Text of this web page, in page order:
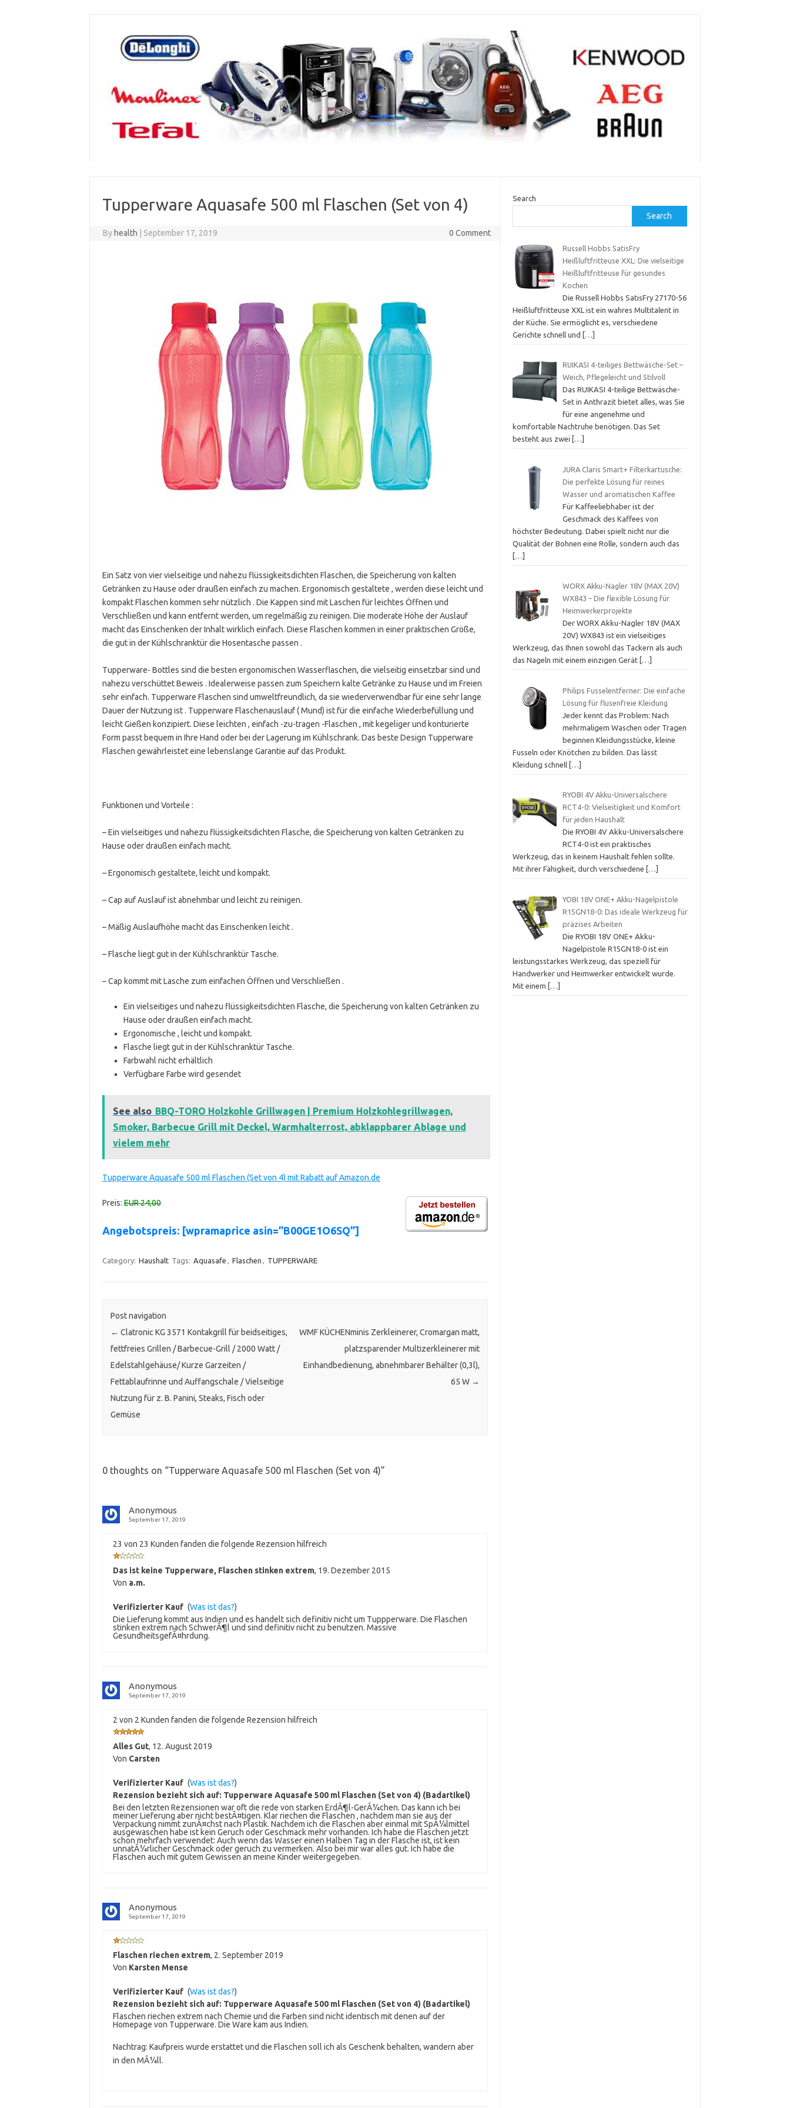
Tupperware Aquasafe 500 ml Flaschen (Set von 4)
By health September 17, 2019 0 Comment
Ein Satz von vier vielseitige und nahezu flüssigkeitsdichten Flaschen, die Speicherung von kalten
Getränken zu Hause oder draußen einfach zu machen. Ergonomisch gestaltete , werden diese leicht und
kompakt Flaschen kommen sehr nützlich . Die Kappen sind mit Laschen für leichtes Öffnen und
Verschließen und kann entfernt werden, um regelmäßig zu reinigen. Die moderate Höhe der Auslauf
macht das Einschenken der Inhalt wirklich einfach. Diese Flaschen kommen in einer praktischen Größe,
die gut in der Kühlschranktür die Hosentasche passen .
Tupperware- Bottles sind die besten ergonomischen Wasserflaschen, die vielseitig einsetzbar sind und
nahezu verschüttet Beweis . Idealerweise passen zum Speichern kalte Getränke zu Hause und im Freien
sehr einfach. Tupperware Flaschen sind umweltfreundlich, da sie wiederverwendbar für eine sehr lange
Dauer der Nutzung ist . Tupperware Flaschenauslauf ( Mund) ist für die einfache Wiederbefüllung und
leicht Gießen konzipiert. Diese leichten , einfach -zu-tragen -Flaschen , mit kegeliger und konturierte
Form passt bequem in Ihre Hand oder bei der Lagerung im Kühlschrank. Das beste Design Tupperware
Flaschen gewährleistet eine lebenslange Garantie auf das Produkt.
Funktionen und Vorteile :
– Ein vielseitiges und nahezu flüssigkeitsdichten Flasche, die Speicherung von kalten Getränken zu
Hause oder draußen einfach macht.
– Ergonomisch gestaltete, leicht und kompakt.
– Cap auf Auslauf ist abnehmbar und leicht zu reinigen.
– Mäßig Auslaufhöhe macht das Einschenken leicht .
– Flasche liegt gut in der Kühlschranktür Tasche.
– Cap kommt mit Lasche zum einfachen Öffnen und Verschließen .
Ein vielseitiges und nahezu flüssigkeitsdichten Flasche, die Speicherung von kalten Getränken zu
Hause oder draußen einfach macht.
Ergonomische , leicht und kompakt.
Flasche liegt gut in der Kühlschranktür Tasche.
Farbwahl nicht erhältlich
Verfügbare Farbe wird gesendet
See also BBQ-TORO Holzkohle Grillwagen | Premium Holzkohlegrillwagen,
Smoker, Barbecue Grill mit Deckel, Warmhalterrost, abklappbarer Ablage und
vielem mehr
Tupperware Aquasafe 500 ml Flaschen (Set von 4) mit Rabatt auf Amazon.de
Preis:EUR 24,00
Angebotspreis: [wpramaprice asin=”B00GE1O6SQ”]
Category: Haushalt Tags: Aquasafe , Flaschen , TUPPERWARE
Post navigation
← Clatronic KG 3571 Kontakgrill für beidseitiges,
fettfreies Grillen / Barbecue-Grill / 2000 Watt /
Edelstahlgehäuse/ Kurze Garzeiten /
Fettablaufrinne und Auffangschale / Vielseitige
Nutzung für z. B. Panini, Steaks, Fisch oder
Gemüse
WMF KÜCHENminis Zerkleinerer, Cromargan matt,
platzsparender Multizerkleinerer mit
Einhandbedienung, abnehmbarer Behälter (0,3l),
65 W →
0 thoughts on “Tupperware Aquasafe 500 ml Flaschen (Set von 4)”
Anonymous
September 17, 2019
23 von 23 Kunden fanden die folgende Rezension hilfreich
Das ist keine Tupperware, Flaschen stinken extrem, 19. Dezember 2015
Von a.m.
Verifizierter Kauf (Was ist das?)
Die Lieferung kommt aus Indien und es handelt sich definitiv nicht um Tuppperware. Die Flaschen
stinken extrem nach SchwerÃ¶l und sind definitiv nicht zu benutzen. Massive
GesundheitsgefÃ¤hrdung.
Anonymous
September 17, 2019
2 von 2 Kunden fanden die folgende Rezension hilfreich
Alles Gut, 12. August 2019
Von Carsten
Verifizierter Kauf (Was ist das?)
Rezension bezieht sich auf: Tupperware Aquasafe 500 ml Flaschen (Set von 4) (Badartikel)
Bei den letzten Rezensionen war oft die rede von starken ErdÃ¶l-GerÃ¼chen. Das kann ich bei
meiner Lieferung aber nicht bestÃ¤tigen. Klar riechen die Flaschen , nachdem man sie aus der
Verpackung nimmt zunÃ¤chst nach Plastik. Nachdem ich die Flaschen aber einmal mit SpÃ¼lmittel
ausgewaschen habe ist kein Geruch oder Geschmack mehr vorhanden. Ich habe die Flaschen jetzt
schon mehrfach verwendet: Auch wenn das Wasser einen Halben Tag in der Flasche ist, ist kein
unnatÃ¼rlicher Geschmack oder geruch zu vermerken. Also bei mir war alles gut. Ich habe die
Flaschen auch mit gutem Gewissen an meine Kinder weitergegeben.
Anonymous
September 17, 2019
Flaschen riechen extrem, 2. September 2019
Von Karsten Mense
Verifizierter Kauf (Was ist das?)
Rezension bezieht sich auf: Tupperware Aquasafe 500 ml Flaschen (Set von 4) (Badartikel)
Flaschen riechen extrem nach Chemie und die Farben sind nicht identisch mit denen auf der
Homepage von Tupperware. Die Ware kam aus Indien.
Nachtrag: Kaufpreis wurde erstattet und die Flaschen soll ich als Geschenk behalten, wandern aber
in den MÃ¼ll.
Search
Search
Russell Hobbs SatisFry
Heißluftfritteuse XXL: Die vielseitige
Heißluftfritteuse für gesundes
Kochen
Die Russell Hobbs SatisFry 27170-56
Heißluftfritteuse XXL ist ein wahres Multitalent in
der Küche. Sie ermöglicht es, verschiedene
Gerichte schnell und
[…]
RUIKASI 4-teiliges Bettwäsche-Set –
Weich, Pflegeleicht und Stilvoll
Das RUIKASI 4-teilige Bettwäsche-
Set in Anthrazit bietet alles, was Sie
für eine angenehme und
komfortable Nachtruhe benötigen. Das Set
besteht aus zwei
[…]
JURA Claris Smart+ Filterkartusche:
Die perfekte Lösung für reines
Wasser und aromatischen Kaffee
Für Kaffeeliebhaber ist der
Geschmack des Kaffees von
höchster Bedeutung. Dabei spielt nicht nur die
Qualität der Bohnen eine Rolle, sondern auch das
[…]
WORX Akku-Nagler 18V (MAX 20V)
WX843 – Die flexible Lösung für
Heimwerkerprojekte
Der WORX Akku-Nagler 18V (MAX
20V) WX843 ist ein vielseitiges
Werkzeug, das Ihnen sowohl das Tackern als auch
das Nageln mit einem einzigen Gerät […]
Philips Fusselentferner: Die einfache
Lösung für flusenfreie Kleidung
Jeder kennt das Problem: Nach
mehrmaligem Waschen oder Tragen
beginnen Kleidungsstücke, kleine
Fusseln oder Knötchen zu bilden. Das lässt
Kleidung schnell […]
RYOBI 4V Akku-Universalschere
RCT4-0: Vielseitigkeit und Komfort
für jeden Haushalt
Die RYOBI 4V Akku-Universalschere
RCT4-0 ist ein praktisches
Werkzeug, das in keinem Haushalt fehlen sollte.
Mit ihrer Fähigkeit, durch verschiedene
[…]
YOBI 18V ONE+ Akku-Nagelpistole
R15GN18-0: Das ideale Werkzeug für
präzises Arbeiten
Die RYOBI 18V ONE+ Akku-
Nagelpistole R15GN18-0 ist ein
leistungsstarkes Werkzeug, das speziell für
Handwerker und Heimwerker entwickelt wurde.
Mit einem
[…]